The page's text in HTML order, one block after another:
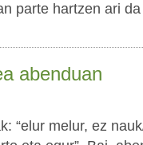
parte hartzen ari
abenduan
“elur melur, ez